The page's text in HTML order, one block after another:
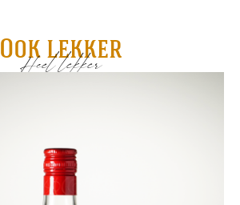
Ook lekker
Heel lekker